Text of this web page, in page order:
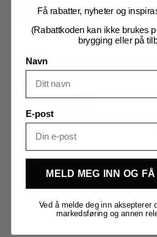
Produktnummer:
Kategorier:Brygging,Robobrew tilbehør
Tilleggsinformasjon
Tilleggsinformasjon
Vekt
Merker
Få rabatter, nyheter og
(Rabattkoden kan ikke brukes
brygging eller på
Navn
E-post
MELD MEG INN OG
Ved å melde deg inn aksepterer
markedsføring og annen